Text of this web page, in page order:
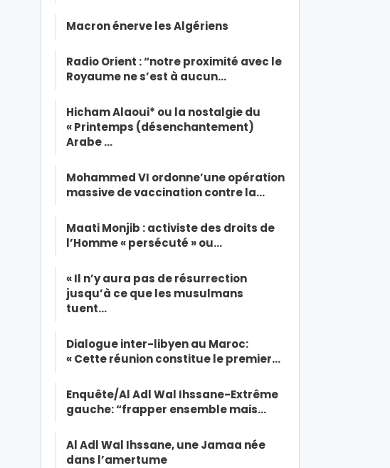
Macron énerve les Algériens
Radio Orient : “notre proximité avec le
Royaume ne s’est à aucun…
Hicham Alaoui* ou la nostalgie du
« Printemps (désenchantement)
Arabe …
Mohammed VI ordonne’une opération
massive de vaccination contre la…
Maati Monjib : activiste des droits de
l’Homme « persécuté » ou…
« Il n’y aura pas de résurrection
jusqu’à ce que les musulmans
tuent…
Dialogue inter-libyen au Maroc:
« Cette réunion constitue le premier…
Enquête/Al Adl Wal Ihssane-Extrême
gauche: “frapper ensemble mais…
Al Adl Wal Ihssane, une Jamaa née
dans l’amertume